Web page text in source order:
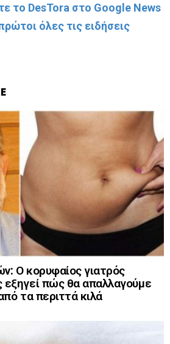
το DesTora στο Google News
όλες τις ειδήσεις
Ο κορυφαίος γιατρός
πώς θα απαλλαγούμε
τα περιττά κιλά